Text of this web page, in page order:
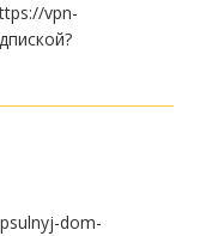
vpn-
dom-